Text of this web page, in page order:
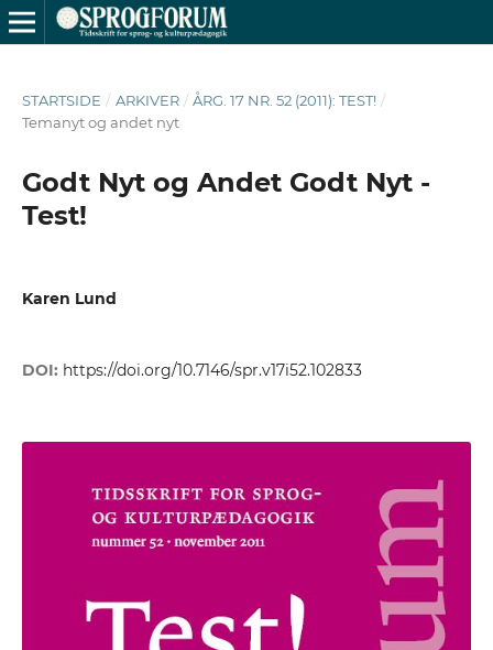
STARTSIDE / ARKIVER / ÅRG. 17 NR. 52 (2011): TEST! /
Temanyt og andet nyt
Godt Nyt og Andet Godt Nyt -
Test!
Karen Lund
DOI: https://doi.org/10.7146/spr.v17i52.102833